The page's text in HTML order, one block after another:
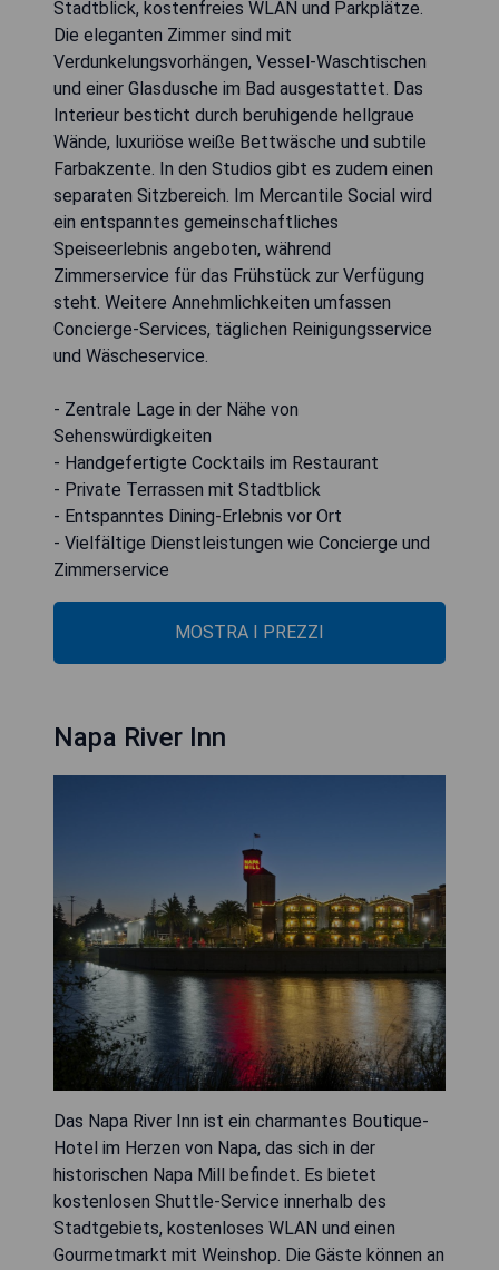
Stadtblick, kostenfreies WLAN und Parkplätze.
Die eleganten Zimmer sind mit
Verdunkelungsvorhängen, Vessel-Waschtischen
und einer Glasdusche im Bad ausgestattet. Das
Interieur besticht durch beruhigende hellgraue
Wände, luxuriöse weiße Bettwäsche und subtile
Farbakzente. In den Studios gibt es zudem einen
separaten Sitzbereich. Im Mercantile Social wird
ein entspanntes gemeinschaftliches
Speiseerlebnis angeboten, während
Zimmerservice für das Frühstück zur Verfügung
steht. Weitere Annehmlichkeiten umfassen
Concierge-Services, täglichen Reinigungsservice
und Wäscheservice.
- Zentrale Lage in der Nähe von
Sehenswürdigkeiten
- Handgefertigte Cocktails im Restaurant
- Private Terrassen mit Stadtblick
- Entspanntes Dining-Erlebnis vor Ort
- Vielfältige Dienstleistungen wie Concierge und
Zimmerservice
MOSTRA I PREZZI
Napa River Inn
Das Napa River Inn ist ein charmantes Boutique-
Hotel im Herzen von Napa, das sich in der
historischen Napa Mill befindet. Es bietet
kostenlosen Shuttle-Service innerhalb des
Stadtgebiets, kostenloses WLAN und einen
Gourmetmarkt mit Weinshop. Die Gäste können an